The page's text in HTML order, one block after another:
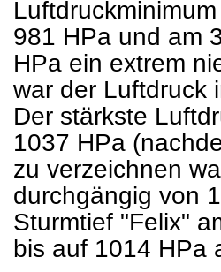
981 HPa und am
HPa ein extrem
war der Luftdruck
Der stärkste
1037 HPa
zu verzeichnen
durchgängig von
Sturmtief "Felix"
bis auf 1014 HPa